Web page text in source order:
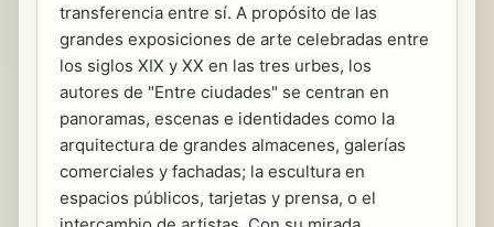
transferencia entre sí. A propósito de las
grandes exposiciones de arte celebradas entre
los siglos XIX y XX en las tres urbes, los
autores de "Entre ciudades" se centran en
panoramas, escenas e identidades como la
arquitectura de grandes almacenes, galerías
comerciales y fachadas; la escultura en
espacios públicos, tarjetas y prensa, o el